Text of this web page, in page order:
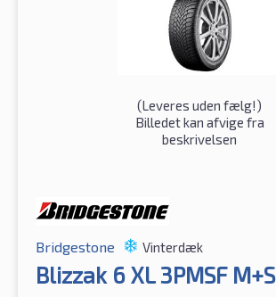
(Leveres uden fælg!)
Billedet kan afvige fra
beskrivelsen
Bridgestone Vinterdæk
Blizzak 6 XL 3PMSF M+S